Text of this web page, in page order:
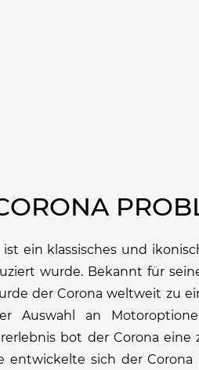
ist ein klassisches und
wurde. Bekannt für
der Corona weltweit zu
Auswahl an
bot der Corona eine
entwickelte sich der